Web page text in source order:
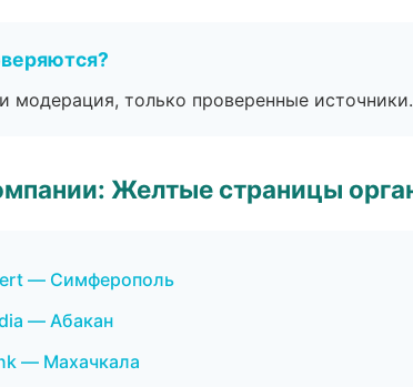
модерация, только проверенные источники.
Желтые страницы
— Симферополь
— Абакан
— Махачкала